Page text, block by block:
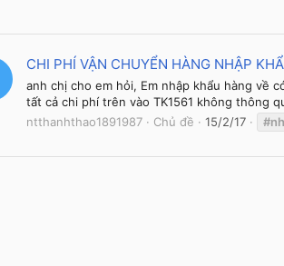
CHI PHÍ VẬN CHUYỂN HÀNG NHẬP
anh chị cho em hỏi, Em nhập khẩu hàng về
tất cả chi phí trên vào TK1561 không thông
ntthanhthao1891987
Chủ đề 15/2/17